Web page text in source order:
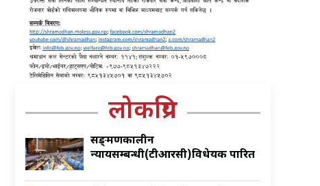
लोकप्रिय
सङ्क्रमणकालीन
न्यायसम्बन्धी(टीआरसी)विधेयक पारित